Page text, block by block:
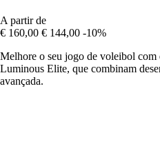
A partir de
€ 160,00 € 144,00 -10%
Melhore o seu jogo de voleibol
Luminous Elite, que combinam
avançada.